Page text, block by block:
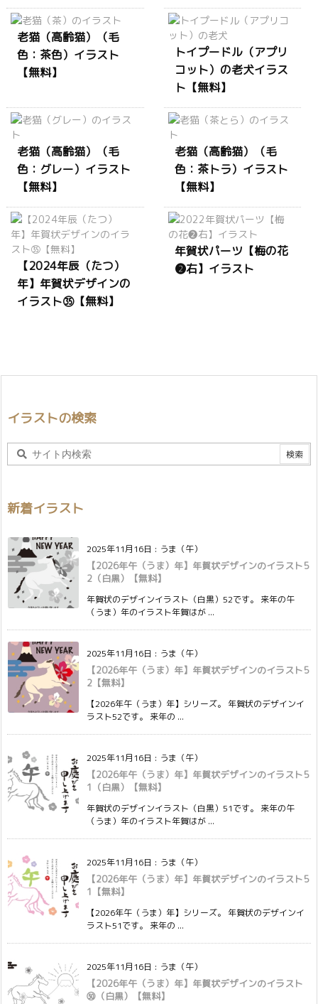
老猫（高齢猫）（毛
色：茶色）イラスト
【無料】
トイプードル（アプリ
コット）の老犬イラス
ト【無料】
老猫（高齢猫）（毛
色：グレー）イラスト
【無料】
老猫（高齢猫）（毛
色：茶トラ）イラスト
【無料】
【2024年辰（たつ）
年】年賀状デザインの
イラスト㉟【無料】
年賀状パーツ【梅の花
❷右】イラスト
イラストの検索
新着イラスト
2025年11月16日 : うま（午）
【2026年午（うま）年】年賀状デザインのイラスト5
2（白黒）【無料】
年賀状のデザインイラスト（白黒）52です。 来年の午
（うま）年のイラスト年賀はが ...
2025年11月16日 : うま（午）
【2026年午（うま）年】年賀状デザインのイラスト5
2【無料】
【2026年午（うま）年】シリーズ。 年賀状のデザインイ
ラスト52です。 来年の ...
2025年11月16日 : うま（午）
【2026年午（うま）年】年賀状デザインのイラスト5
1（白黒）【無料】
年賀状のデザインイラスト（白黒）51です。 来年の午
（うま）年のイラスト年賀はが ...
2025年11月16日 : うま（午）
【2026年午（うま）年】年賀状デザインのイラスト5
1【無料】
【2026年午（うま）年】シリーズ。 年賀状のデザインイ
ラスト51です。 来年の ...
2025年11月16日 : うま（午）
【2026年午（うま）年】年賀状デザインのイラスト
㊿（白黒）【無料】